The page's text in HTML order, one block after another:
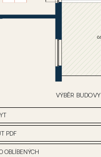
VÝBĚR BUDOVY
PDF
OBLÍBENÝCH